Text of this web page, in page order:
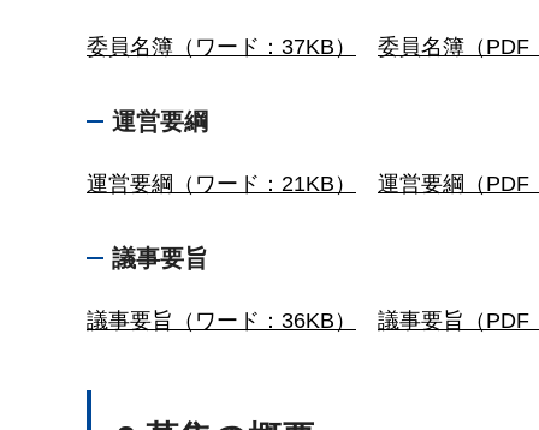
委員名簿（ワード：37KB） 委員名簿（PDF
運営要綱
運営要綱（ワード：21KB） 運営要綱（PDF
議事要旨
議事要旨（ワード：36KB） 議事要旨（PDF